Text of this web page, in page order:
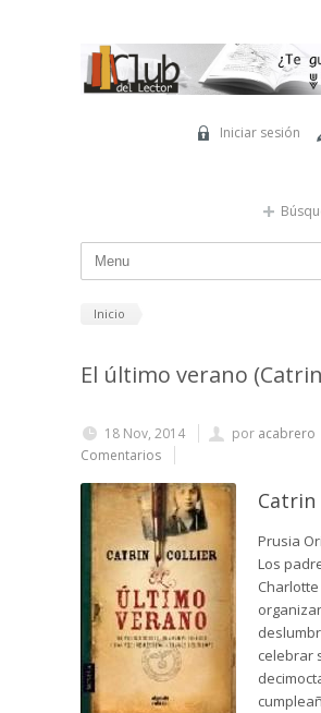
Iniciar sesión
Inicio
El último verano
18 Nov, 2014 por acabrero
Comentarios
Catrin
Prusia
Los
celebrar